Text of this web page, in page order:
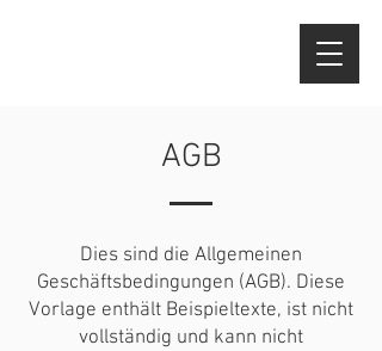
AGB
Dies sind die Allgemeinen
Geschäftsbedingungen (AGB). Diese
Vorlage enthält Beispieltexte, ist nicht
vollständig und kann nicht